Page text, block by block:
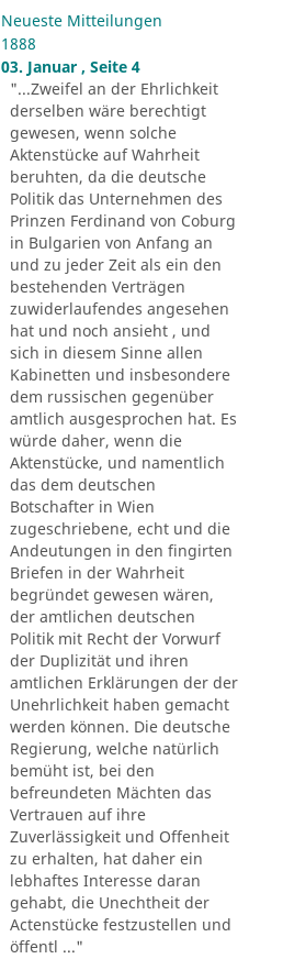
Neueste Mitteilungen
1888
03. Januar , Seite 4
"...Zweifel an der Ehrlichkeit
derselben wäre berechtigt
gewesen, wenn solche
Aktenstücke auf Wahrheit
beruhten, da die deutsche
Politik das Unternehmen des
Prinzen Ferdinand von Coburg
in Bulgarien von Anfang an
und zu jeder Zeit als ein den
bestehenden Verträgen
zuwiderlaufendes angesehen
hat und noch ansieht , und
sich in diesem Sinne allen
Kabinetten und insbesondere
dem russischen gegenüber
amtlich ausgesprochen hat. Es
würde daher, wenn die
Aktenstücke, und namentlich
das dem deutschen
Botschafter in Wien
zugeschriebene, echt und die
Andeutungen in den fingirten
Briefen in der Wahrheit
begründet gewesen wären,
der amtlichen deutschen
Politik mit Recht der Vorwurf
der Duplizität und ihren
amtlichen Erklärungen der der
Unehrlichkeit haben gemacht
werden können. Die deutsche
Regierung, welche natürlich
bemüht ist, bei den
befreundeten Mächten das
Vertrauen auf ihre
Zuverlässigkeit und Offenheit
zu erhalten, hat daher ein
lebhaftes Interesse daran
gehabt, die Unechtheit der
Actenstücke festzustellen und
öffentl ..."